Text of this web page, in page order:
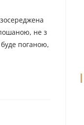
не з
поганою,